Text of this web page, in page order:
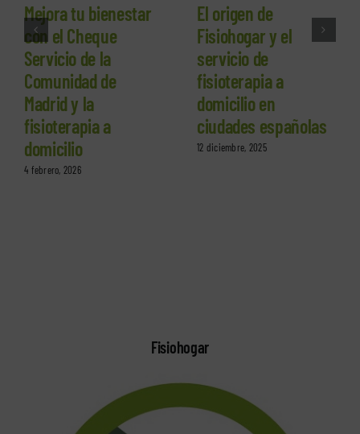
Mejora tu bienestar
con el Cheque
Servicio de la
Comunidad de
Madrid y la
fisioterapia a
domicilio
4 febrero, 2026
El origen de
Fisiohogar y el
servicio de
fisioterapia a
domicilio en
ciudades españolas
12 diciembre, 2025
Fisiohogar